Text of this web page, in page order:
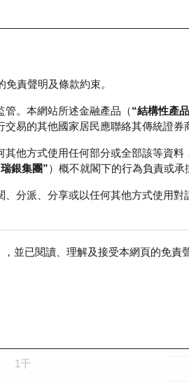
證教室
責聲明及條款約束。
。本網站所述金融產品（“結構性產
易的其他國家居民應聯絡其傳統證券
他方式使用任何部分或全部該等資
銀集團”）概不就閣下的行為負責或承
分派、分享或以任何其他方式使用
並已閱讀、理解及接受本網頁的免責
1千